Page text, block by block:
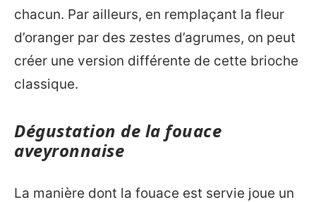
chacun. Par ailleurs, en remplaçant la fleur
d’oranger par des zestes d’agrumes, on peut
créer une version différente de cette brioche
classique.
Dégustation de la fouace
aveyronnaise
La manière dont la fouace est servie joue un